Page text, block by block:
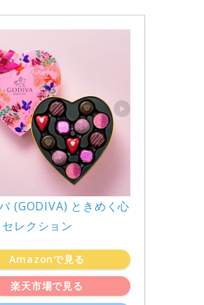
(GODIVA) ときめく心
レクション
Amazonで見る
楽天市場で見る